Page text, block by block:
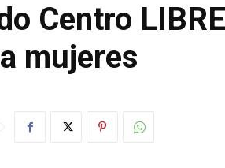
Centro
mujeres